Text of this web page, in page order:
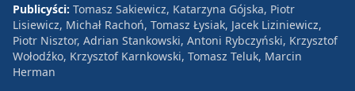
Publicyści: Tomasz Sakiewicz, Katarzyna Gójska, Piotr
Lisiewicz, Michał Rachoń, Tomasz Łysiak, Jacek Liziniewicz,
Piotr Nisztor, Adrian Stankowski, Antoni Rybczyński, Krzysztof
Wołodźko, Krzysztof Karnkowski, Tomasz Teluk, Marcin
Herman